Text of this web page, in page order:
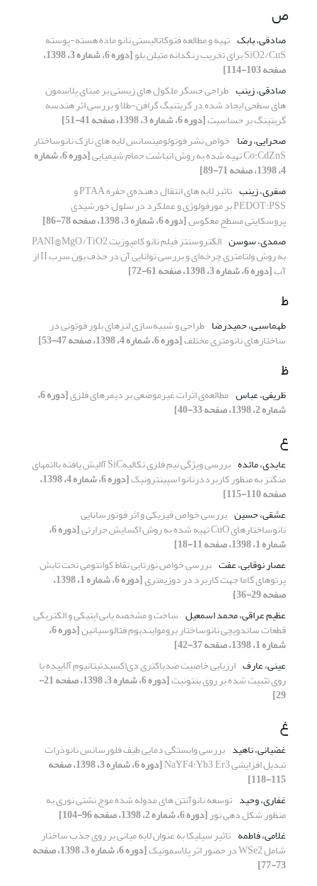
ص
صادقی، بابک تهیه و مطالعه فتوکاتالیستی نانو ماده هسته-پوسته
SiO2/CuS برای تخریب رنگدانه متیلن بلو [دوره 6، شماره 3، 1398،
صفحه 103-114]
صادقی، زینب طراحی حسگر ملکول های زیستی بر مبنای پلاسمون
های سطحی ایجاد شده در گریتنیگ گرافن-طلا و بررسی اثر هندسه
گریتینگ بر حساسیت[دوره 6، شماره 3، 1398، صفحه 41-51]
صحرایی، رضا خواص نشر فوتولومینسانس لایه های نازک نانوساختار
Co:CdZnS تهیه شده به روش انباشت حمام شیمیایی [دوره 6، شماره
4، 1398، صفحه 71-89]
صفری، زینب
تاثیر لایه های انتقال دهنده‌ی حفره PTAA و
PEDOT:PSS بر مورفولوژی و عملکرد در سلول خورشیدی
پروسکایتی مسطح معکوس[دوره 6، شماره 3، 1398، صفحه 78-86]
صمدی، سوسن
الکتروسنتز فیلم نانو کامپوزیت PANI@MgO/TiO2
به روش ولتامتری چرخه‌ای و بررسی توانایی آن در حذف یون سرب II از
آب[دوره 6، شماره 3، 1398، صفحه 61-72]
ط
طهماسبی، حمیدرضا طراحی و شبیه‌سازی لنزهای بلور فوتونی در
ساختارهای نانومتری مختلف[دوره 6، شماره 4، 1398، صفحه 47-53]
ظ
ظریفی، عباس مطالعه‌ی اثرات غیرموضعی بر دیمرهای فلزی [دوره 6،
شماره 2، 1398، صفحه 33-40]
ع
عابدی، مائده بررسی ویژگی نیم فلزی تکالیهSiC آالیش یافته بااتمهای
منگنز به منظور کاربرددرنانو اسپینترونیک [دوره 6، شماره 4، 1398،
صفحه 110-115]
عشقی، حسین بررسی خواص فیزیکی و اثر فوتورسانایی
نانوساختارهای CuO تهیه شده به روش اکسایش حرارتی [دوره 6،
شماره 1، 1398، صفحه 11-18]
عصار نوقابی، عفت بررسی خواص نورتابی نقاط کوانتومی تحت تابش
پرتوهای گاما جهت کاربرد در دوزیمتری [دوره 6، شماره 1، 1398،
صفحه 29-36]
عظیم عراقی، محمد اسمعیل ساخت و مشخصه یابی اپتیکی و الکتریکی
قطعات ساندویچی نانوساختار بروموایندیوم فتالوسیانین [دوره 6،
شماره 1، 1398، صفحه 37-42]
عینی، عارف ارزیابی خاصیت ضدباکتری دی‌اکسیدتیتانیوم آلاییده با
روی تثبیت شده بر روی بنتونیت [دوره 6، شماره 3، 1398، صفحه 21-
29]
غ
غضیانی، ناهید بررسی وابستگی دمایی طیف فلورسانس نانوذرات
تبدیل افزایشی NaYF4:Yb3 ,Er3 [دوره 6، شماره 3، 1398، صفحه
115-118]
غفاری، وحید توسعه نانوآنتن های مدوله شده موج نشتی نوری به
منظور شکل دهی نور[دوره 6، شماره 2، 1398، صفحه 96-104]
غلامی، فاطمه تاثیر سیلیکا به عنوان لایه میانی بر روی جذب ساختار
شامل WSe2 در حضور اثر پلاسمونیک [دوره 6، شماره 3، 1398، صفحه
73-77]